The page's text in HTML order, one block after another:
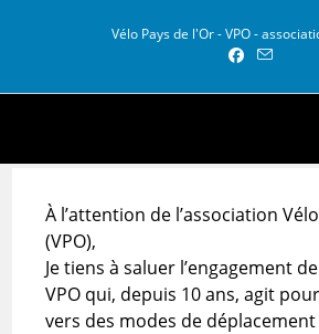
Vélo Pays de l'Or - VPO -
À l’attention de l’association
(VPO),
Je tiens à saluer l’engagement
VPO qui, depuis 10 ans, agit
vers des modes de